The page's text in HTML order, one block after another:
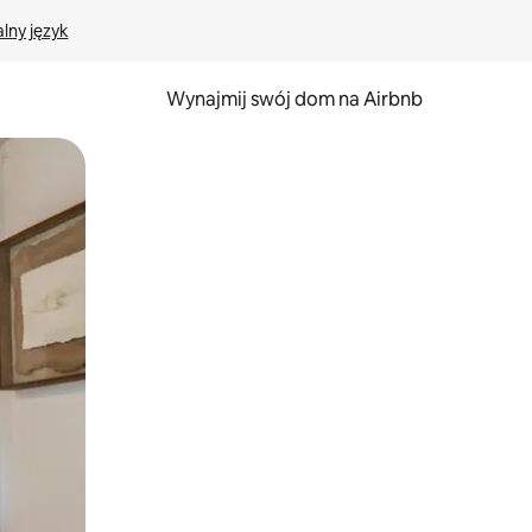
język
Wynajmij swój dom na Airbnb
pomocą gestów dotykowych lub przesuwania.